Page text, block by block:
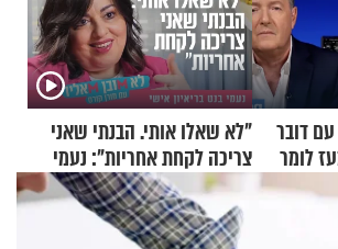
דובר
לומר
מלחמה?!"
"לא שאלו אותי. הבנתי שאני
צריכה לקחת אחריות": נעמי
בנט בריאיון אישי